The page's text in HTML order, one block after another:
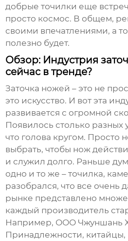
добрые точилки еще
просто космос. В общем,
своими впечатлениями, а
полезно будет.
Обзор: Индустрия
сейчас в тренде?
Заточка ножей – это не
это искусство. И вот эта
развивается с огромной
Появилось столько разных
что голова кругом. Просто
выбрать, чтобы нож
и служил долго. Раньше
одно и то же – точилка,
разобрался, что все очень
рынке представлено
каждый производитель
Например, ООО Чжуншань
Принадлежности, китайцы,